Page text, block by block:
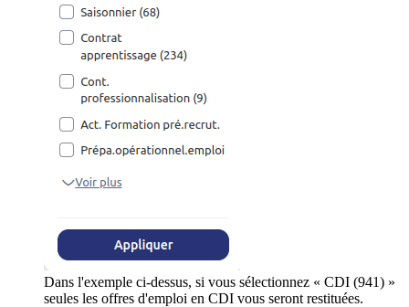
Dans l'exemple ci-dessus, si vous sélectionnez « CDI (941) »
seules les offres d'emploi en CDI vous seront restituées.